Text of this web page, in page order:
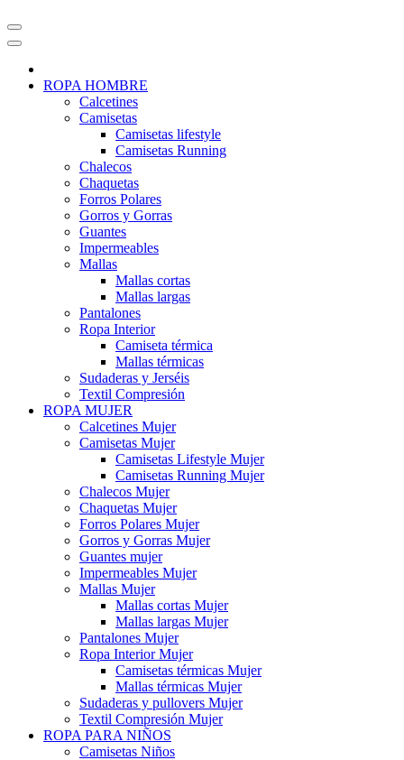
ROPA HOMBRE
Calcetines
Camisetas
Camisetas lifestyle
Camisetas Running
Chalecos
Chaquetas
Forros Polares
Gorros y Gorras
Guantes
Impermeables
Mallas
Mallas cortas
Mallas largas
Pantalones
Ropa Interior
Camiseta térmica
Mallas térmicas
Sudaderas y Jerséis
Textil Compresión
ROPA MUJER
Calcetines Mujer
Camisetas Mujer
Camisetas Lifestyle Mujer
Camisetas Running Mujer
Chalecos Mujer
Chaquetas Mujer
Forros Polares Mujer
Gorros y Gorras Mujer
Guantes mujer
Impermeables Mujer
Mallas Mujer
Mallas cortas Mujer
Mallas largas Mujer
Pantalones Mujer
Ropa Interior Mujer
Camisetas térmicas Mujer
Mallas térmicas Mujer
Sudaderas y pullovers Mujer
Textil Compresión Mujer
ROPA PARA NIÑOS
Camisetas Niños